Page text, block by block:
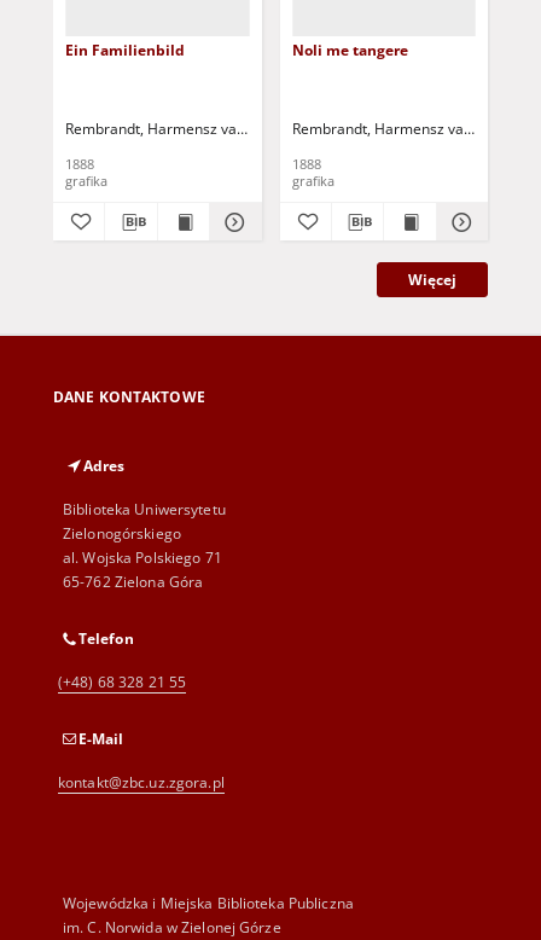
Ein Familienbild
Rembrandt, Harmensz van Rijn (1606-1669) Unger, William Leipzig:
1888
grafika
Noli me tangere
Rembrandt, Harmensz van Rijn
1888
grafika
Więcej
DANE KONTAKTOWE
Adres
Biblioteka Uniwersytetu
Zielonogórskiego
al. Wojska Polskiego 71
65-762 Zielona Góra
Telefon
(+48) 68 328 21 55
E-Mail
kontakt@zbc.uz.zgora.pl
Wojewódzka i Miejska Biblioteka Publiczna
im. C. Norwida w Zielonej Górze